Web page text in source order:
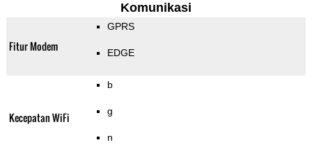
Komunikasi
Fitur Modem
GPRS
EDGE
Kecepatan WiFi
b
g
n